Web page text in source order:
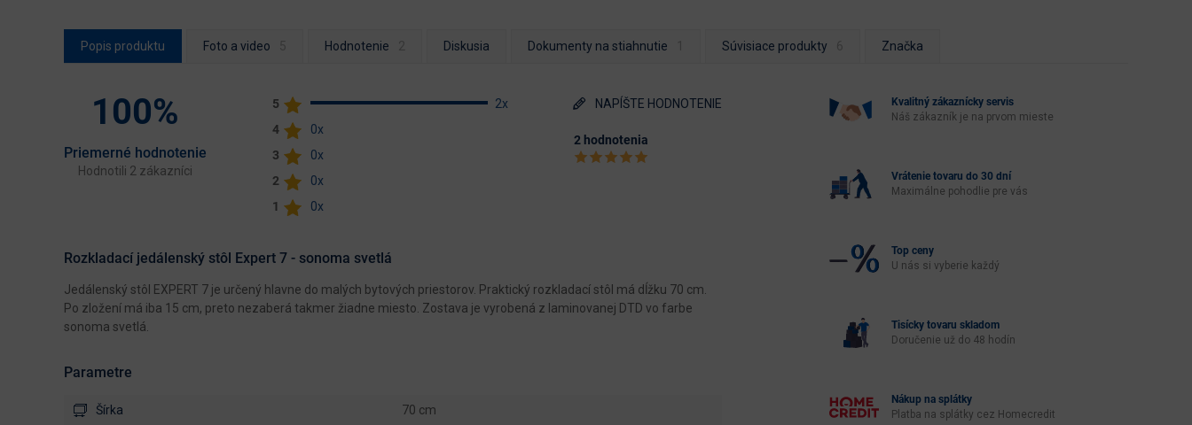
Popis produktu Foto a video Hodnotenie Diskusia Dokumenty na stiahnutie Súvisiace produkty Značka
100%
Priemerné hodnotenie
Hodnotili 2 zákazníci
5
2x
4
0x
3
0x
2
0x
1
0x
NAPÍŠTE HODNOTENIE
2 hodnotenia
Rozkladací jedálenský stôl Expert 7 - sonoma svetlá
Jedálenský stôl EXPERT 7 je určený hlavne do malých bytových priestorov. Praktický rozkladací stôl má dĺžku 70 cm.
Po zložení má iba 15 cm, preto nezaberá takmer žiadne miesto. Zostava je vyrobená z laminovanej DTD vo farbe
sonoma svetlá.
Parametre
Šírka 70 cm
Kvalitný zákaznícky servis
Náš zákazník je na prvom mieste
Vrátenie tovaru do 30 dní
Maximálne pohodlie pre vás
Top ceny
U nás si vyberie každý
Tisícky tovaru skladom
Doručenie už do 48 hodín
Nákup na splátky
Platba na splátky cez Homecredit